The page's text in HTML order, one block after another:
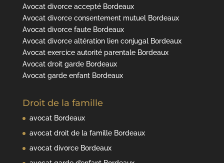
Avocat divorce accepté Bordeaux
Avocat divorce consentement mutuel Bordeaux
Avocat divorce faute Bordeaux
Avocat divorce altération lien conjugal Bordeaux
Avocat exercice autorité parentale Bordeaux
Avocat droit garde Bordeaux
Avocat garde enfant Bordeaux
Droit de la famille
avocat Bordeaux
avocat droit de la famille Bordeaux
avocat divorce Bordeaux